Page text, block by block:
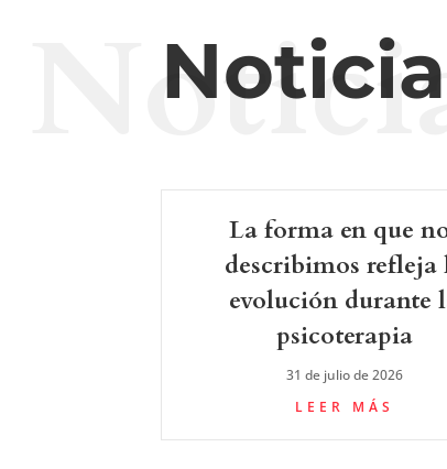
La forma en que
describimos refleja
evolución durante
psicoterapia
31 de julio de 2026
LEER MÁS